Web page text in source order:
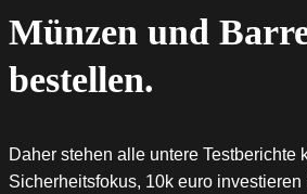
Münzen und
bestellen.
Daher stehen alle untere Testberichte
Sicherheitsfokus, 10k euro investieren